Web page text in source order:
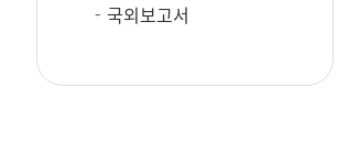
국외보고서